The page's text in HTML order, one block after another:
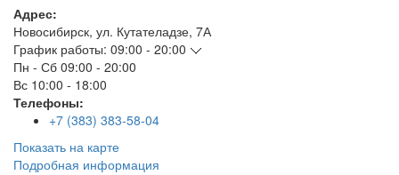
Адрес:
Новосибирск, ул. Кутателадзе, 7А
График работы: 09:00 - 20:00
Пн - Сб 09:00 - 20:00
Вс 10:00 - 18:00
Телефоны:
+7 (383) 383-58-04
Показать на карте
Подробная информация